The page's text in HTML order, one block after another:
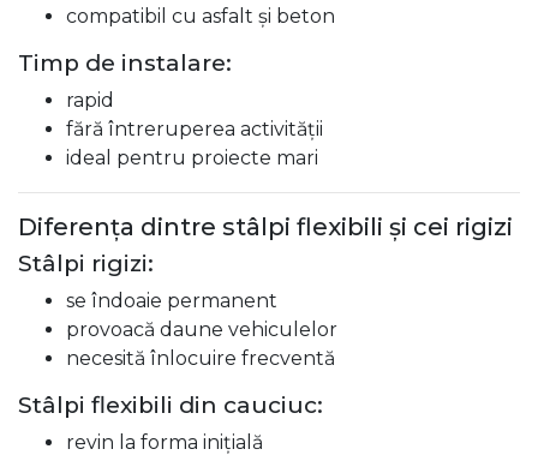
compatibil cu asfalt și beton
Timp de instalare:
rapid
fără întreruperea activității
ideal pentru proiecte mari
Diferența dintre stâlpi flexibili și cei rigizi
Stâlpi rigizi:
se îndoaie permanent
provoacă daune vehiculelor
necesită înlocuire frecventă
Stâlpi flexibili din cauciuc:
revin la forma inițială